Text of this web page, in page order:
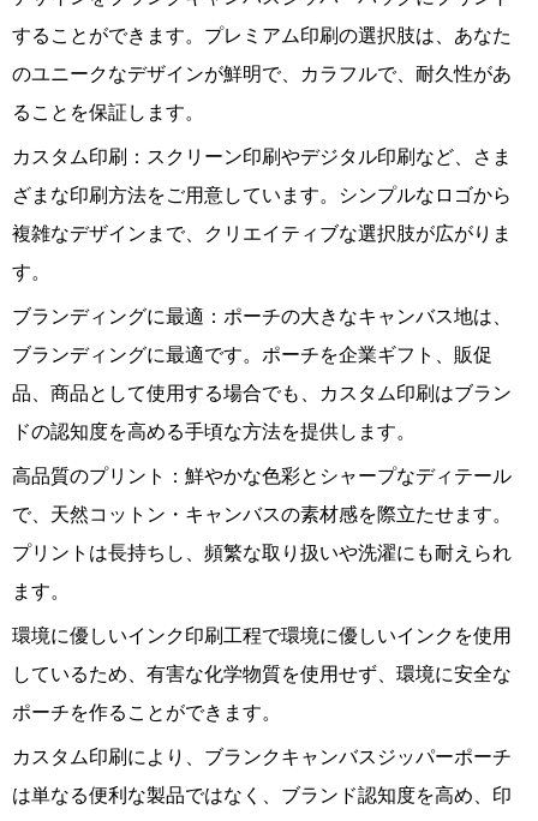
することができます。プレミアム印刷の選択肢は、あなた
のユニークなデザインが鮮明で、カラフルで、耐久性があ
ることを保証します。
カスタム印刷：スクリーン印刷やデジタル印刷など、さま
ざまな印刷方法をご用意しています。シンプルなロゴから
複雑なデザインまで、クリエイティブな選択肢が広がりま
す。
ブランディングに最適：ポーチの大きなキャンバス地は、
ブランディングに最適です。ポーチを企業ギフト、販促
品、商品として使用する場合でも、カスタム印刷はブラン
ドの認知度を高める手頃な方法を提供します。
高品質のプリント：鮮やかな色彩とシャープなディテール
で、天然コットン・キャンバスの素材感を際立たせます。
プリントは長持ちし、頻繁な取り扱いや洗濯にも耐えられ
ます。
環境に優しいインク印刷工程で環境に優しいインクを使用
しているため、有害な化学物質を使用せず、環境に安全な
ポーチを作ることができます。
カスタム印刷により、ブランクキャンバスジッパーポーチ
は単なる便利な製品ではなく、ブランド認知度を高め、印